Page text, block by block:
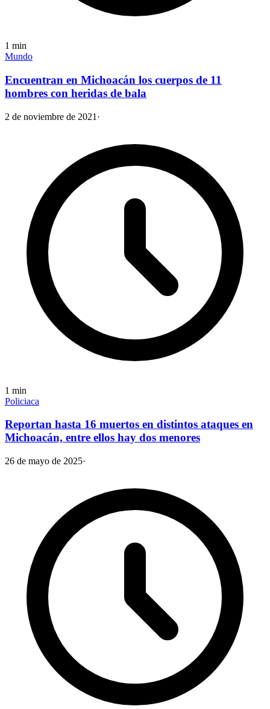
1 min
Mundo
Encuentran en Michoacán los cuerpos de 11
hombres con heridas de bala
2 de noviembre de 2021 ·
1 min
Policiaca
Reportan hasta 16 muertos en distintos ataques en
Michoacán, entre ellos hay dos menores
26 de mayo de 2025·